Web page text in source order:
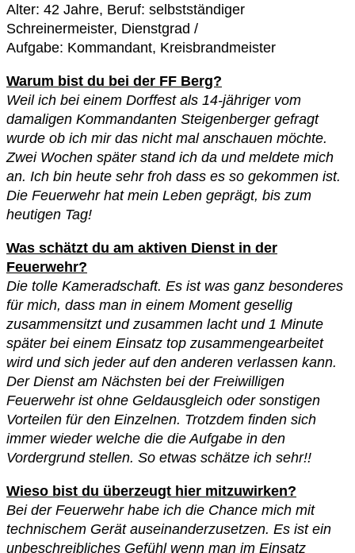
Alter: 42 Jahre, Beruf: selbstständiger
Schreinermeister, Dienstgrad /
Aufgabe: Kommandant, Kreisbrandmeister
Warum bist du bei der FF Berg?
Weil ich bei einem Dorffest als 14-jähriger vom
damaligen Kommandanten Steigenberger gefragt
wurde ob ich mir das nicht mal anschauen möchte.
Zwei Wochen später stand ich da und meldete mich
an. Ich bin heute sehr froh dass es so gekommen ist.
Die Feuerwehr hat mein Leben geprägt, bis zum
heutigen Tag!
Was schätzt du am aktiven Dienst in der
Feuerwehr?
Die tolle Kameradschaft. Es ist was ganz besonderes
für mich, dass man in einem Moment gesellig
zusammensitzt und zusammen lacht und 1 Minute
später bei einem Einsatz top zusammengearbeitet
wird und sich jeder auf den anderen verlassen kann.
Der Dienst am Nächsten bei der Freiwilligen
Feuerwehr ist ohne Geldausgleich oder sonstigen
Vorteilen für den Einzelnen. Trotzdem finden sich
immer wieder welche die die Aufgabe in den
Vordergrund stellen. So etwas schätze ich sehr!!
Wieso bist du überzeugt hier mitzuwirken?
Bei der Feuerwehr habe ich die Chance mich mit
technischem Gerät auseinanderzusetzen. Es ist ein
unbeschreibliches Gefühl wenn man im Einsatz